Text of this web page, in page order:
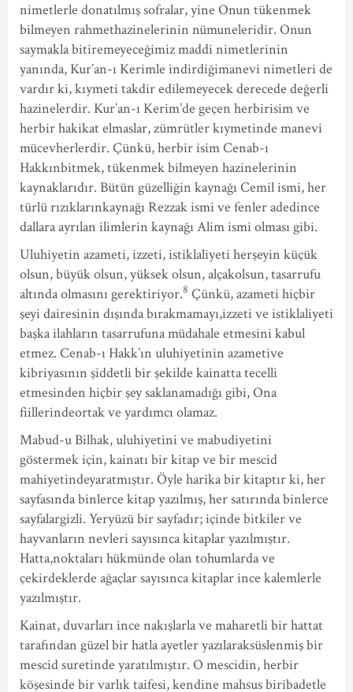
nimetlerle donatılmış sofralar, yine Onun tükenmek
bilmeyen rahmethazinelerinin nümuneleridir. Onun
saymakla bitiremeyeceğimiz maddi nimetlerinin
yanında, Kur’an-ı Kerimle indirdiğimanevi nimetleri de
vardır ki, kıymeti takdir edilemeyecek derecede değerli
hazinelerdir. Kur’an-ı Kerim’de geçen herbirisim ve
herbir hakikat elmaslar, zümrütler kıymetinde manevi
mücevherlerdir. Çünkü, herbir isim Cenab-ı
Hakkınbitmek, tükenmek bilmeyen hazinelerinin
kaynaklarıdır. Bütün güzelliğin kaynağı Cemil ismi, her
türlü rızıklarınkaynağı Rezzak ismi ve fenler adedince
dallara ayrılan ilimlerin kaynağı Alim ismi olması gibi.
Uluhiyetin azameti, izzeti, istiklaliyeti herşeyin küçük
olsun, büyük olsun, yüksek olsun, alçakolsun, tasarrufu
altında olmasını gerektiriyor.8 Çünkü, azameti hiçbir
şeyi dairesinin dışında bırakmamayı,izzeti ve istiklaliyeti
başka ilahların tasarrufuna müdahale etmesini kabul
etmez. Cenab-ı Hakk’ın uluhiyetinin azametive
kibriyasının şiddetli bir şekilde kainatta tecelli
etmesinden hiçbir şey saklanamadığı gibi, Ona
fiillerindeortak ve yardımcı olamaz.
Mabud-u Bilhak, uluhiyetini ve mabudiyetini
göstermek için, kainatı bir kitap ve bir mescid
mahiyetindeyaratmıştır. Öyle harika bir kitaptır ki, her
sayfasında binlerce kitap yazılmış, her satırında binlerce
sayfalargizli. Yeryüzü bir sayfadır; içinde bitkiler ve
hayvanların nevleri sayısınca kitaplar yazılmıştır.
Hatta,noktaları hükmünde olan tohumlarda ve
çekirdeklerde ağaçlar sayısınca kitaplar ince kalemlerle
yazılmıştır.
Kainat, duvarları ince nakışlarla ve maharetli bir hattat
tarafından güzel bir hatla ayetler yazılaraksüslenmiş bir
mescid suretinde yaratılmıştır. O mescidin, herbir
köşesinde bir varlık taifesi, kendine mahsus biribadetle